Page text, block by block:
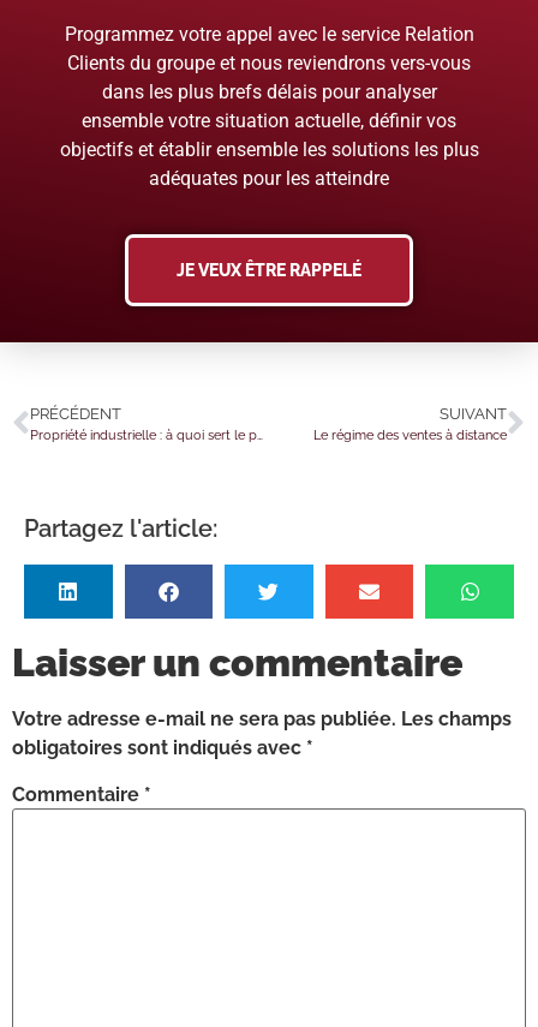
Programmez votre appel avec le service Relation
Clients du groupe et nous reviendrons vers-vous
dans les plus brefs délais pour analyser
ensemble votre situation actuelle, définir vos
objectifs et établir ensemble les solutions les plus
adéquates pour les atteindre
JE VEUX ÊTRE RAPPELÉ
PRÉCÉDENT
Propriété industrielle : à quoi sert le portail « Data INPI » ?
SUIVANT
Le régime des ventes à distance
Partagez l'article:
Laisser un commentaire
Votre adresse e-mail ne sera pas publiée. Les champs
obligatoires sont indiqués avec *
Commentaire *